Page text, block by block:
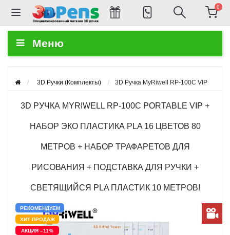
0
Меню
3D Ручки (Комплекты) 3D Ручка MyRiwell RP-100C VIP
3D РУЧКА MYRIWELL RP-100C PORTABLE VIP +
НАБОР ЭКО ПЛАСТИКА PLA 16 ЦВЕТОВ 80
МЕТРОВ + НАБОР ТРАФАРЕТОВ ДЛЯ
РИСОВАНИЯ + ПОДСТАВКА ДЛЯ РУЧКИ +
СВЕТЯЩИЙСЯ PLA ПЛАСТИК 10 МЕТРОВ!
РЕКОМЕНДУЕМ
ХИТ ПРОДАЖ
АКЦИЯ –11%